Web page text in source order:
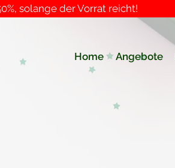
solange der Vorrat reicht!
Home Angebote